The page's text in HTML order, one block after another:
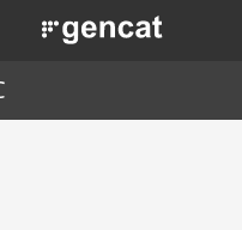
Pasar
al
. Obre en una nova